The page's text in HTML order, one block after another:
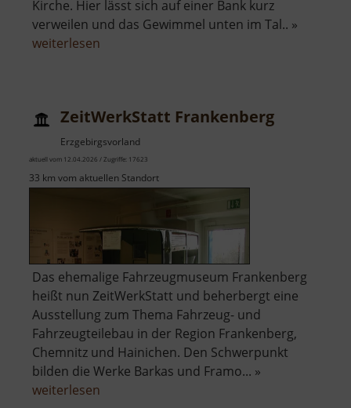
Kirche. Hier lässt sich auf einer Bank kurz
verweilen und das Gewimmel unten im Tal.. »
weiterlesen
ZeitWerkStatt Frankenberg
Erzgebirgsvorland
aktuell vom 12.04.2026 / Zugriffe: 17623
33 km vom aktuellen Standort
Das ehemalige Fahrzeugmuseum Frankenberg
heißt nun ZeitWerkStatt und beherbergt eine
Ausstellung zum Thema Fahrzeug- und
Fahrzeugteilebau in der Region Frankenberg,
Chemnitz und Hainichen. Den Schwerpunkt
bilden die Werke Barkas und Framo... »
weiterlesen